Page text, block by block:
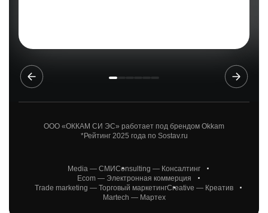
ООО «ОККАМ СИ ЭС» работает под брендом Okkam
*Рейтинг 2025 года по Sostav.ru
Media — СМИConsulting — Консалтинг
Ecom — Электронная коммерция
Trade marketing — Торговый маркетингCreative — Креатив
Martech — Мартех